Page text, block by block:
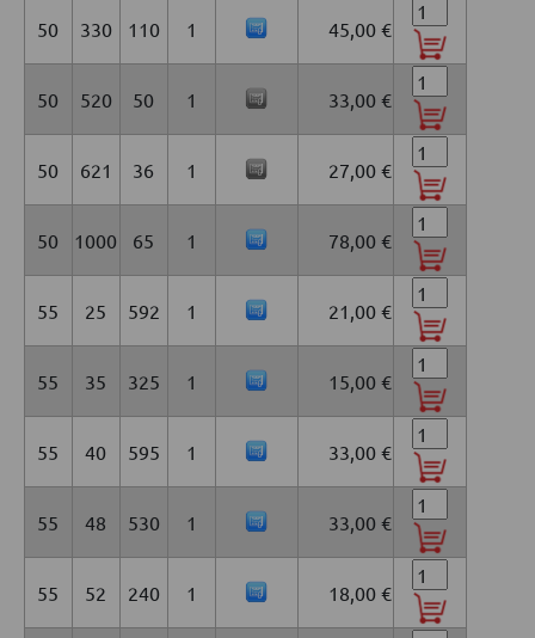
50 330 110 1 45,00 €
50 520 50 1 33,00 €
50 621 36 1 27,00 €
50 1000 65 1 78,00 €
55 25 592 1 21,00 €
55 35 325 1 15,00 €
55 40 595 1 33,00 €
55 48 530 1 33,00 €
55 52 240 1 18,00 €